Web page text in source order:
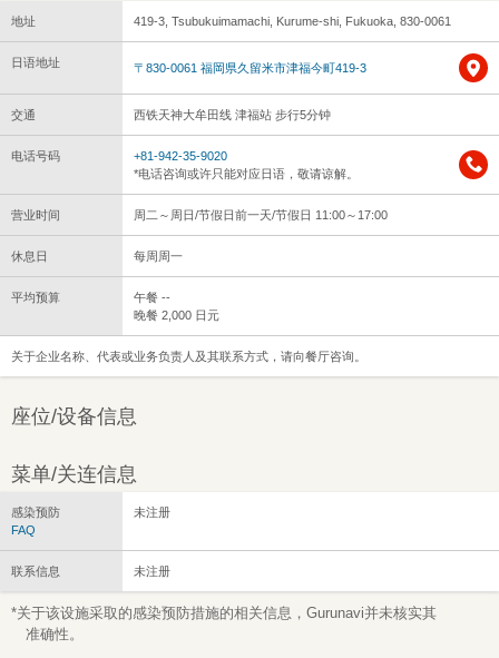
地址 419-3, Tsubukuimamachi, Kurume-shi, Fukuoka, 830-0061
日语地址 〒830-0061 福岡県久留米市津福今町419-3
交通 西铁天神大牟田线 津福站 步行5分钟
电话号码
+81-942-35-9020
*电话咨询或许只能对应日语，敬请谅解。
营业时间 周二～周日/节假日前一天/节假日 11:00～17:00
休息日 每周周一
平均预算
午餐 --
晚餐 2,000 日元
关于企业名称、代表或业务负责人及其联系方式，请向餐厅咨询。
座位/设备信息
菜单/关连信息
感染预防
FAQ
未注册
联系信息 未注册
*关于该设施采取的感染预防措施的相关信息，Gurunavi并未核实其
准确性。